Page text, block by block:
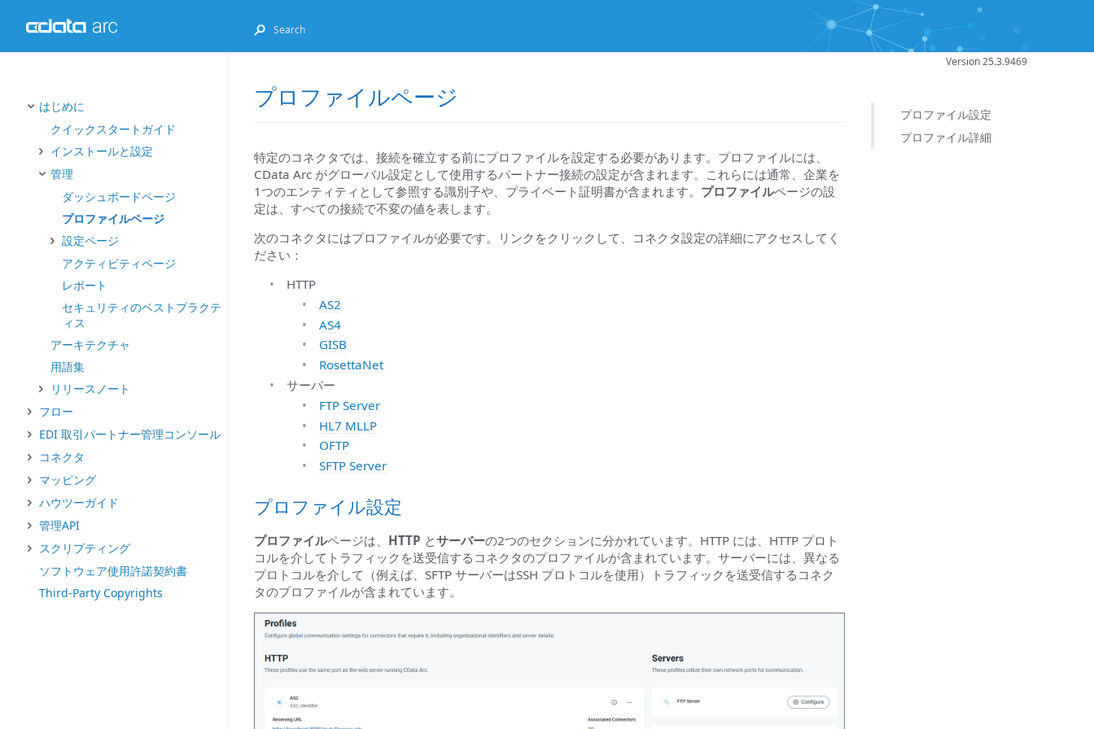
はじめに
クイックスタートガイド
インストールと設定
管理
ダッシュボードページ
プロファイルページ
設定ページ
アクティビティページ
レポート
セキュリティのベストプラクテ
ィス
アーキテクチャ
用語集
リリースノート
フロー
EDI 取引パートナー管理コンソール
コネクタ
マッピング
ハウツーガイド
管理API
スクリプティング
ソフトウェア使用許諾契約書
Third-Party Copyrights
Version 25.3.9469
プロファイル設定
プロファイル詳細
プロファイルページ
特定のコネクタでは、接続を確立する前にプロファイルを設定する必要があります。プロファイルには、
CData Arc がグローバル設定として使用するパートナー接続の設定が含まれます。これらには通常、企業を
1つのエンティティとして参照する識別子や、プライベート証明書が含まれます。 プロファイルページの設
定は、すべての接続で不変の値を表します。
次のコネクタにはプロファイルが必要です。リンクをクリックして、コネクタ設定の詳細にアクセスしてく
ださい：
HTTP
AS2
AS4
GISB
RosettaNet
サーバー
FTP Server
HL7 MLLP
OFTP
SFTP Server
プロファイル設定
プロファイルページは、 HTTP とサーバーの2つのセクションに分かれています。HTTP には、HTTP プロト
コルを介してトラフィックを送受信するコネクタのプロファイルが含まれています。サーバーには、異なる
プロトコルを介して（例えば、SFTP サーバーはSSH プロトコルを使用）トラフィックを送受信するコネク
タのプロファイルが含まれています。